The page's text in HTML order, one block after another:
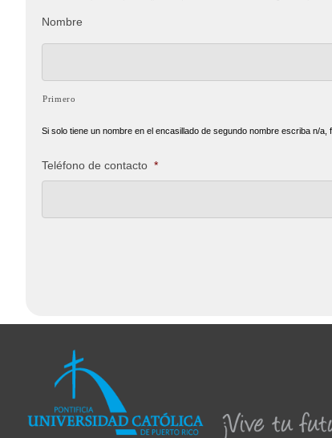
Nombre
Primero
Si solo tiene un nombre en el encasillado de segundo nombre escriba n/a,
Teléfono de contacto *